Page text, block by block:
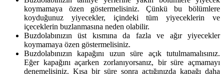
koymamaya özen göstermelisiniz. Çünkü bu bölümlere
koyduğunuz yiyecekler, içindeki tüm yiyeceklerin ve
içeceklerin buzlanmasına neden olabilir.
Buzdolabınızın üst kısmına da fazla ve ağır yiyecekler
koymamaya özen göstermelisiniz.
Buzdolabınızın kapağını uzun süre açık tutulmamalısınız.
Eğer kapağını açarken zorlanıyorsanız, bir süre açmamayı
denemelisiniz. Kısa bir süre sonra açtığınızda kapağı daha